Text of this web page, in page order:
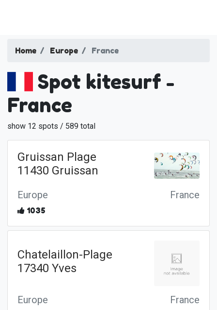
Home Europe France
Spot kitesurf -
France
show 12 spots / 589 total
Gruissan Plage
11430 Gruissan
Europe France
1035
Chatelaillon-Plage
17340 Yves
Europe France